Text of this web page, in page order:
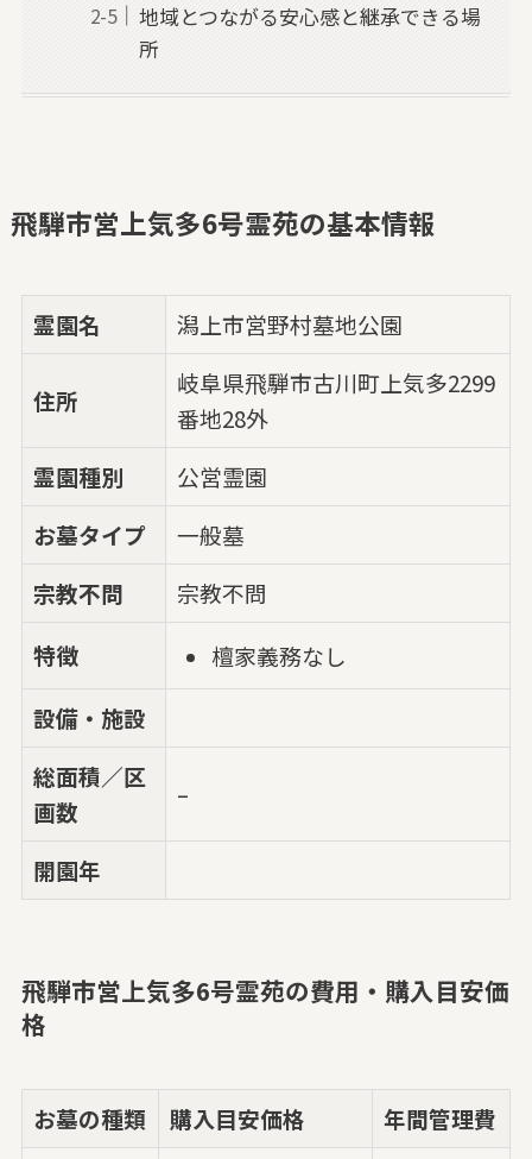
地域とつながる安心感と継承できる場
所
飛騨市営上気多6号霊苑の基本情報
霊園名 潟上市営野村墓地公園
住所
岐阜県飛騨市古川町上気多2299
番地28外
霊園種別
公営霊園
お墓タイプ
一般墓
宗教不問
宗教不問
特徴
檀家義務なし
設備・施設
総面積／区
画数
–
開園年
飛騨市営上気多6号霊苑の費用・購入目安価
格
お墓の種類 購入目安価格
年間管理費